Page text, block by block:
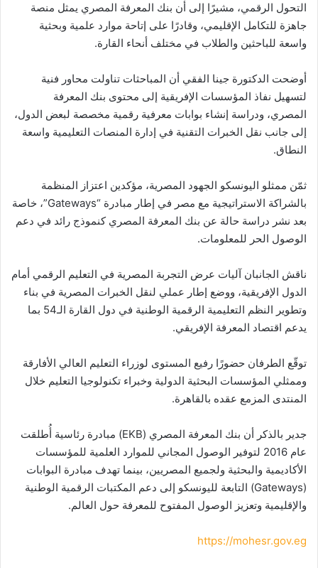
التحول الرقمي، مشيرًا إلى أن بنك المعرفة المصري يمثل منصة
جاهزة للتكامل الإقليمي، وقادرًا على إتاحة موارد علمية وبحثية
واسعة للباحثين والطلاب في مختلف أنحاء القارة.
أوضحت الدكتورة جينا الفقي أن المباحثات تناولت محاور فنية
لتسهيل نفاذ المؤسسات الإفريقية إلى محتوى بنك المعرفة
المصري، ودراسة إنشاء بوابات معرفية رقمية مخصصة لبعض الدول،
إلى جانب نقل الخبرات التقنية في إدارة المنصات التعليمية واسعة
النطاق.
ثمّن ممثلو اليونسكو الجهود المصرية، مؤكدين اعتزاز المنظمة
بالشراكة الاستراتيجية مع مصر في إطار مبادرة “Gateways”، خاصة
بعد نشر دراسة حالة عن بنك المعرفة المصري كنموذج رائد في دعم
الوصول الحر للمعلومات.
ناقش الجانبان آليات عرض التجربة المصرية في التعليم الرقمي أمام
الدول الإفريقية، ووضع إطار عملي لنقل الخبرات المصرية في بناء
وتطوير النظم التعليمية الرقمية الوطنية في دول القارة الـ54 بما
يدعم اقتصاد المعرفة الإفريقي.
توقّع الطرفان حضورًا رفيع المستوى لوزراء التعليم العالي الأفارقة
وممثلي المؤسسات البحثية الدولية وخبراء تكنولوجيا التعليم خلال
المنتدى المزمع عقده بالقاهرة.
جدير بالذكر أن بنك المعرفة المصري (EKB) مبادرة رئاسية أُطلقت
عام 2016 لتوفير الوصول المجاني للموارد العلمية للمؤسسات
الأكاديمية والبحثية ولجميع المصريين، بينما تهدف مبادرة البوابات
(Gateways) التابعة لليونسكو إلى دعم المكتبات الرقمية الوطنية
والإقليمية وتعزيز الوصول المفتوح للمعرفة حول العالم.
https://mohesr.gov.eg